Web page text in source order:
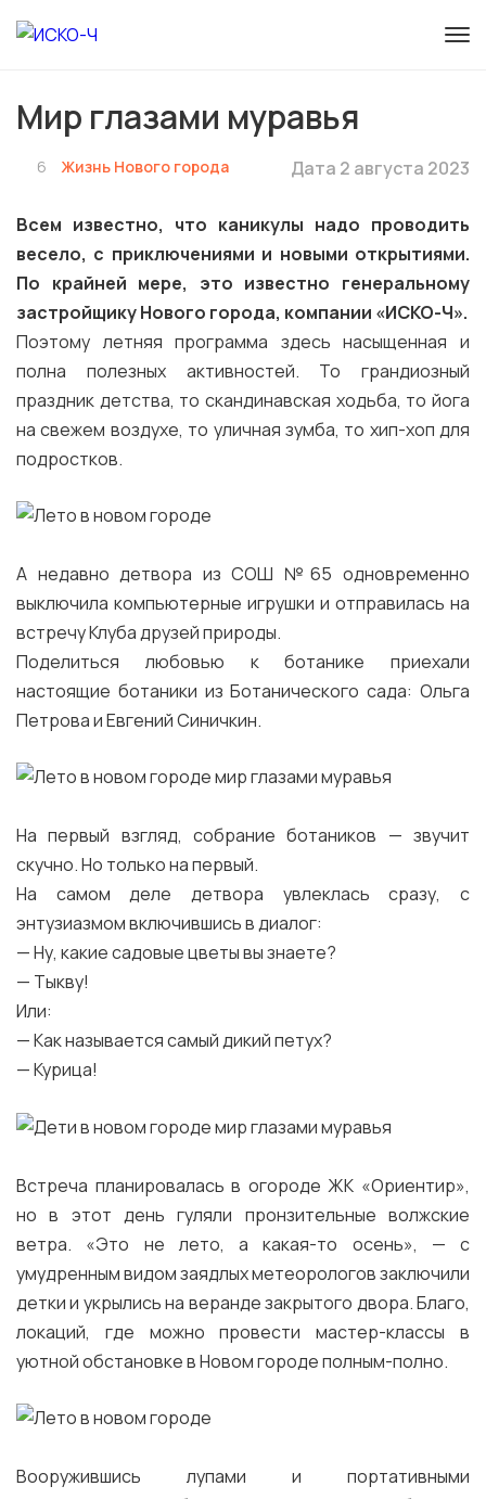
Мир глазами муравья
6 Жизнь Нового города Дата 2 августа 2023
Всем известно, что каникулы надо проводить
весело, с приключениями и новыми открытиями.
По крайней мере, это известно генеральному
застройщику Нового города, компании «ИСКО-Ч».
Поэтому летняя программа здесь насыщенная и
полна полезных активностей. То грандиозный
праздник детства, то скандинавская ходьба, то йога
на свежем воздухе, то уличная зумба, то хип-хоп для
подростков.
А недавно детвора из СОШ №65 одновременно
выключила компьютерные игрушки и отправилась на
встречу Клуба друзей природы.
Поделиться любовью к ботанике приехали
настоящие ботаники из Ботанического сада: Ольга
Петрова и Евгений Синичкин.
На первый взгляд, собрание ботаников — звучит
скучно. Но только на первый.
На самом деле детвора увлеклась сразу, с
энтузиазмом включившись в диалог:
— Ну, какие садовые цветы вы знаете?
— Тыкву!
Или:
— Как называется самый дикий петух?
— Курица!
Встреча планировалась в огороде ЖК «Ориентир»,
но в этот день гуляли пронзительные волжские
ветра. «Это не лето, а какая-то осень», — с
умудренным видом заядлых метеорологов заключили
детки и укрылись на веранде закрытого двора. Благо,
локаций, где можно провести мастер-классы в
уютной обстановке в Новом городе полным-полно.
Вооружившись лупами и портативными